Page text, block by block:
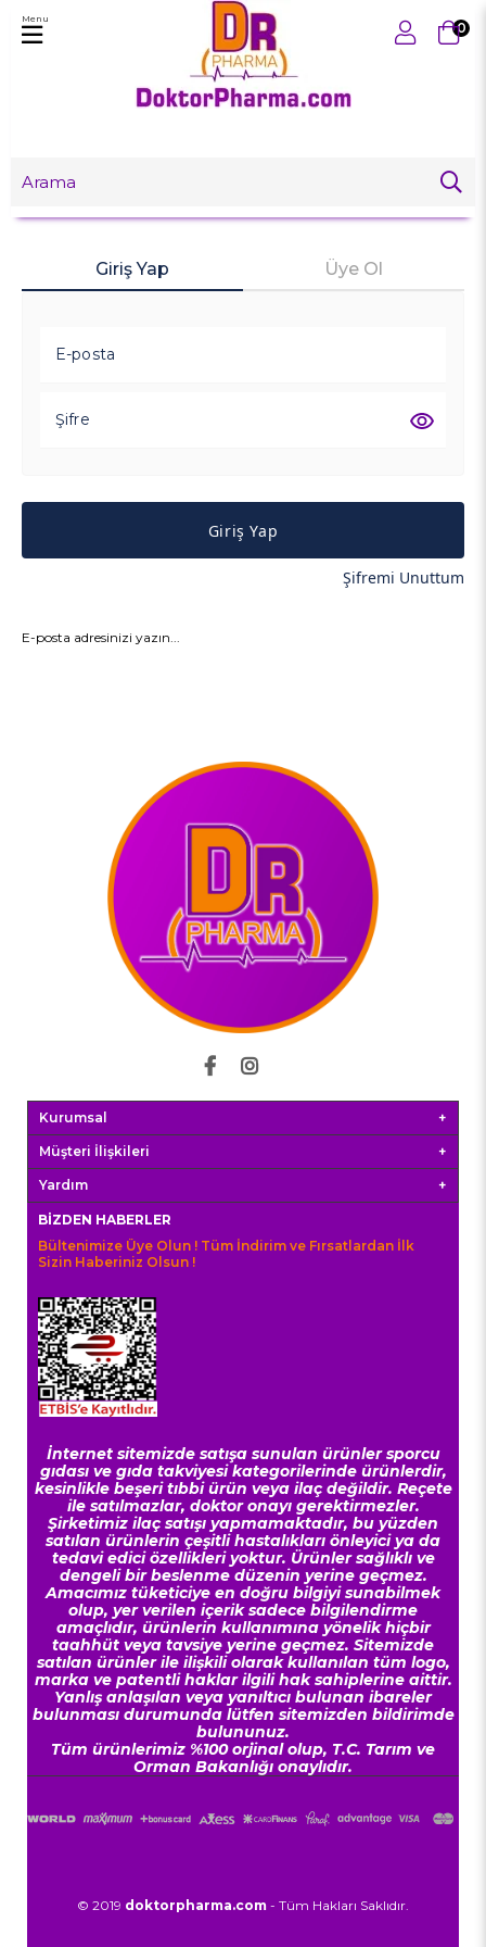
0
Menu
Giriş Yap Üye Ol
E-posta
Şifre
Giriş Yap
Şifremi Unuttum
Kurumsal
Müşteri İlişkileri
Yardım
BIZDEN HABERLER
Bültenimize Üye Olun ! Tüm İndirim ve Fırsatlardan İlk
Sizin Haberiniz Olsun !
İnternet sitemizde satışa sunulan ürünler sporcu
gıdası ve gıda takviyesi kategorilerinde ürünlerdir,
kesinlikle beşeri tıbbi ürün veya ilaç değildir. Reçete
ile satılmazlar, doktor onayı gerektirmezler.
Şirketimiz ilaç satışı yapmamaktadır, bu yüzden
satılan ürünlerin çeşitli hastalıkları önleyici ya da
tedavi edici özellikleri yoktur. Ürünler sağlıklı ve
dengeli bir beslenme düzenin yerine geçmez.
Amacımız tüketiciye en doğru bilgiyi sunabilmek
olup, yer verilen içerik sadece bilgilendirme
amaçlıdır, ürünlerin kullanımına yönelik hiçbir
taahhüt veya tavsiye yerine geçmez. Sitemizde
satılan ürünler ile ilişkili olarak kullanılan tüm logo,
marka ve patentli haklar ilgili hak sahiplerine aittir.
Yanlış anlaşılan veya yanıltıcı bulunan ibareler
bulunması durumunda lütfen sitemizden bildirimde
bulununuz.
Tüm ürünlerimiz %100 orjinal olup, T.C. Tarım ve
Orman Bakanlığı onaylıdır.
© 2019 doktorpharma.com - Tüm Hakları Saklıdır.